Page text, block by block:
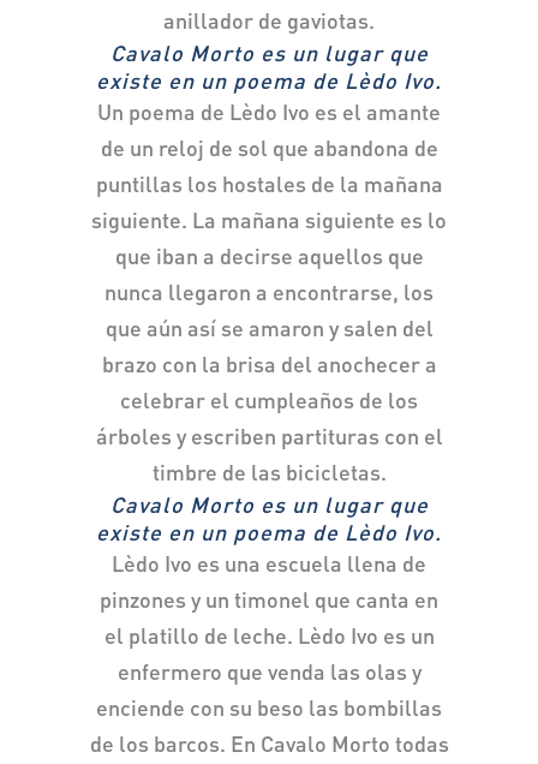
anillador de gaviotas.
Cavalo Morto es un lugar que
existe en un poema de Lèdo Ivo.
Un poema de Lèdo Ivo es el amante
de un reloj de sol que abandona de
puntillas los hostales de la mañana
siguiente. La mañana siguiente es lo
que iban a decirse aquellos que
nunca llegaron a encontrarse, los
que aún así se amaron y salen del
brazo con la brisa del anochecer a
celebrar el cumpleaños de los
árboles y escriben partituras con el
timbre de las bicicletas.
Cavalo Morto es un lugar que
existe en un poema de Lèdo Ivo.
Lèdo Ivo es una escuela llena de
pinzones y un timonel que canta en
el platillo de leche. Lèdo Ivo es un
enfermero que venda las olas y
enciende con su beso las bombillas
de los barcos. En Cavalo Morto todas